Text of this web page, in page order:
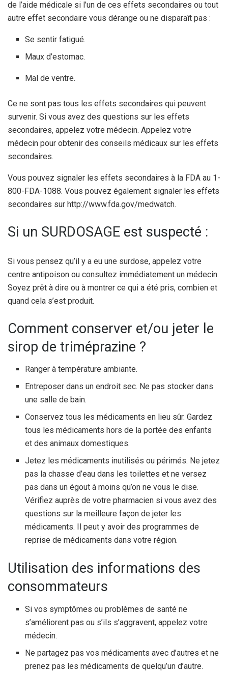
de l’aide médicale si l’un de ces effets secondaires ou tout
autre effet secondaire vous dérange ou ne disparaît pas :
Se sentir fatigué.
Maux d’estomac.
Mal de ventre.
Ce ne sont pas tous les effets secondaires qui peuvent
survenir. Si vous avez des questions sur les effets
secondaires, appelez votre médecin. Appelez votre
médecin pour obtenir des conseils médicaux sur les effets
secondaires.
Vous pouvez signaler les effets secondaires à la FDA au 1-
800-FDA-1088. Vous pouvez également signaler les effets
secondaires sur http://www.fda.gov/medwatch.
Si un SURDOSAGE est suspecté :
Si vous pensez qu’il y a eu une surdose, appelez votre
centre antipoison ou consultez immédiatement un médecin.
Soyez prêt à dire ou à montrer ce qui a été pris, combien et
quand cela s’est produit.
Comment conserver et/ou jeter le
sirop de triméprazine ?
Ranger à température ambiante.
Entreposer dans un endroit sec. Ne pas stocker dans
une salle de bain.
Conservez tous les médicaments en lieu sûr. Gardez
tous les médicaments hors de la portée des enfants
et des animaux domestiques.
Jetez les médicaments inutilisés ou périmés. Ne jetez
pas la chasse d’eau dans les toilettes et ne versez
pas dans un égout à moins qu’on ne vous le dise.
Vérifiez auprès de votre pharmacien si vous avez des
questions sur la meilleure façon de jeter les
médicaments. Il peut y avoir des programmes de
reprise de médicaments dans votre région.
Utilisation des informations des
consommateurs
Si vos symptômes ou problèmes de santé ne
s’améliorent pas ou s’ils s’aggravent, appelez votre
médecin.
Ne partagez pas vos médicaments avec d’autres et ne
prenez pas les médicaments de quelqu’un d’autre.